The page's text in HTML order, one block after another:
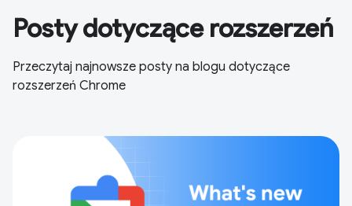
Posty dotyczące rozszerzeń
Przeczytaj najnowsze posty na blogu dotyczące
rozszerzeń Chrome